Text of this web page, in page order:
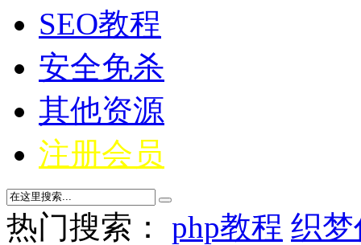
SEO教程
安全免杀
其他资源
注册会员
热门搜索： php教程 织